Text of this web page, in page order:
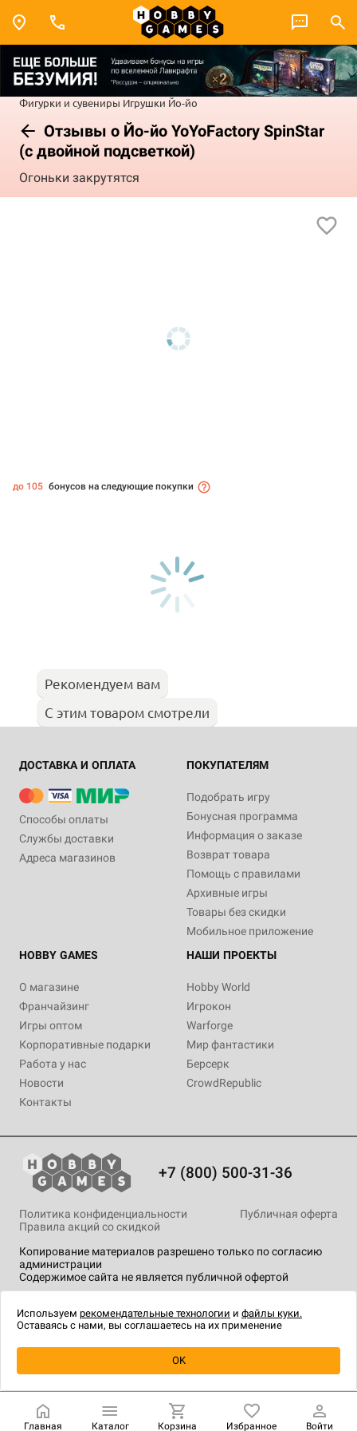
Фигурки и сувениры Игрушки Йо-йо
Отзывы о Йо-йо YoYoFactory SpinStar
(с двойной подсветкой)
Огоньки закрутятся
Уведомить о наличии
до 105 бонусов на следующие покупки
Рекомендуем вам
С этим товаром смотрели
ДОСТАВКА И ОПЛАТА
Способы оплаты
Службы доставки
Адреса магазинов
ПОКУПАТЕЛЯМ
Подобрать игру
Бонусная программа
Информация о заказе
Возврат товара
Помощь с правилами
Архивные игры
Товары без скидки
Мобильное приложение
HOBBY GAMES
О магазине
Франчайзинг
Игры оптом
Корпоративные подарки
Работа у нас
Новости
Контакты
НАШИ ПРОЕКТЫ
Hobby World
Игрокон
Warforge
Мир фантастики
Берсерк
CrowdRepublic
+7 (800) 500-31-36
Копирование материалов разрешено только по согласию
администрации
Содержимое сайта не является публичной офертой
Политика конфиденциальности
Публичная оферта
Правила акций со скидкой
технологии.
Главная Каталог Корзина Избранное Войти
Используем рекомендательные технологии и файлы куки.
Оставаясь с нами, вы соглашаетесь на их применение
OK